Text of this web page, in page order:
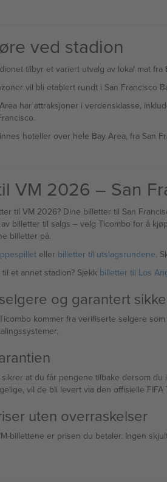
ved stadion
tilbyr et variert utvalg av lokal mat
vil bli etablert rundt i San Francisco
har attraksjoner i verdensklasse,
hoteller over hele Bay Area, fra San
VM 2026 – San
til VM 2026? Dine billetter til San
billetter til salgs – velg Ticombo for å
billetter på.
eller billetter til utslagsrundene.
et annet stadion? Sjekk billetter til Los
og garantert
kommer fra verifiserte selgere
at du får pengene tilbake dersom
vil de bli levert via den offisielle
uten overraskelser
billettene er prisen du betaler. Ingen